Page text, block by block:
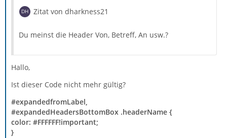
Zitat von dharkness21
Du meinst die Header Von, Betreff, An usw.?
Hallo,
Ist dieser Code nicht mehr gültig?
#expandedfromLabel,
#expandedHeadersBottomBox .headerName {
color: #FFFFFF!important;
}